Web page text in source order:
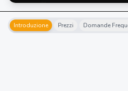
Introduzione Prezzi Domande